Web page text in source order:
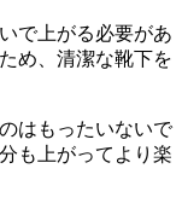
で上がる必要があ
め、清潔な靴下を
はもったいないで
も上がってより楽